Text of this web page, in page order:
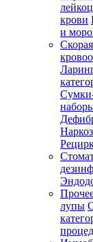
крови
и
лупы